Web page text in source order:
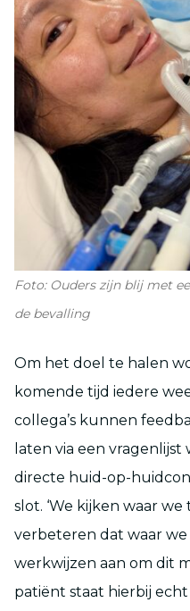
Foto: Ouders zijn blij met
de bevalling
Om het doel te halen
komende tijd iedere
collega’s kunnen
laten via een
directe huid-op-
slot. ‘We kijken waar
verbeteren dat waar we
werkwijzen aan om dit
patiënt staat hierbij